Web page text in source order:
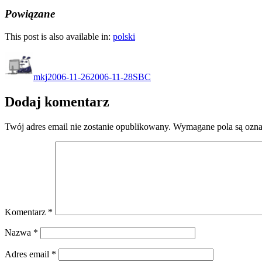
Powiązane
This post is also available in: polski
mkj2006-11-262006-11-28SBC
Dodaj komentarz
Twój adres email nie zostanie opublikowany. Wymagane pola są
Komentarz *
Nazwa *
Adres email *